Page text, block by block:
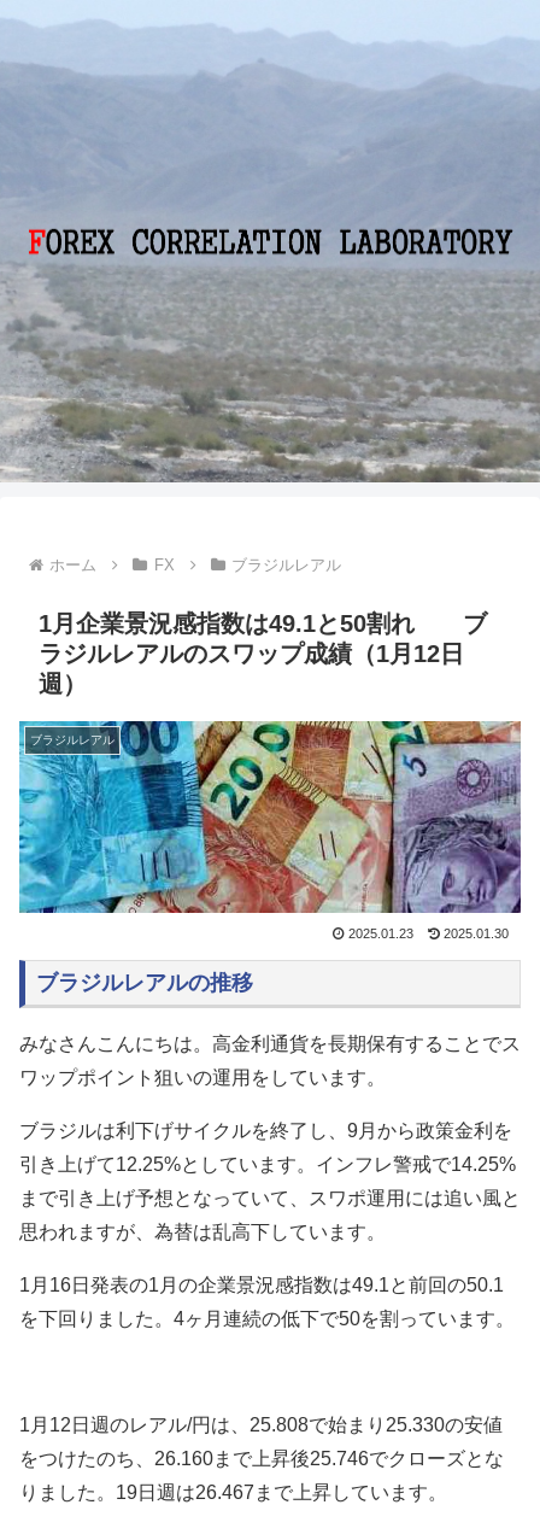
ホーム FX ブラジルレアル
1月企業景況感指数は49.1と50割れ ブ
ラジルレアルのスワップ成績（1月12日
週）
ブラジルレアル
2025.01.23 2025.01.30
ブラジルレアルの推移
みなさんこんにちは。高金利通貨を長期保有することでス
ワップポイント狙いの運用をしています。
ブラジルは利下げサイクルを終了し、9月から政策金利を
引き上げて12.25%としています。インフレ警戒で14.25%
まで引き上げ予想となっていて、スワポ運用には追い風と
思われますが、為替は乱高下しています。
1月16日発表の1月の企業景況感指数は49.1と前回の50.1
を下回りました。4ヶ月連続の低下で50を割っています。
1月12日週のレアル/円は、25.808で始まり25.330の安値
をつけたのち、26.160まで上昇後25.746でクローズとな
りました。19日週は26.467まで上昇しています。